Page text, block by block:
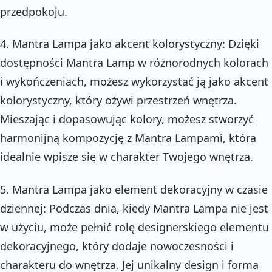
przedpokoju.
4. Mantra Lampa jako akcent kolorystyczny: Dzięki
dostępności Mantra Lamp w różnorodnych kolorach
i wykończeniach, możesz wykorzystać ją jako akcent
kolorystyczny, który ożywi przestrzeń wnętrza.
Mieszając i dopasowując kolory, możesz stworzyć
harmonijną kompozycję z Mantra Lampami, która
idealnie wpisze się w charakter Twojego wnętrza.
5. Mantra Lampa jako element dekoracyjny w czasie
dziennej: Podczas dnia, kiedy Mantra Lampa nie jest
w użyciu, może pełnić rolę designerskiego elementu
dekoracyjnego, który dodaje nowoczesności i
charakteru do wnętrza. Jej unikalny design i forma